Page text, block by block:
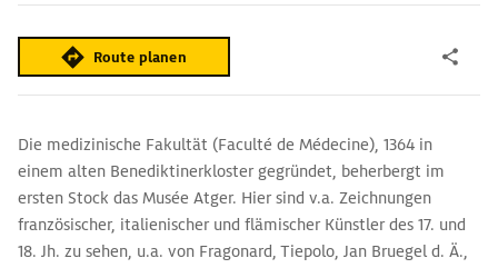
Route planen
Die medizinische Fakultät (Faculté de Médecine), 1364 in
einem alten Benediktinerkloster gegründet, beherbergt im
ersten Stock das Musée Atger. Hier sind v.a. Zeichnungen
französischer, italienischer und flämischer Künstler des 17. und
18. Jh. zu sehen, u.a. von Fragonard, Tiepolo, Jan Bruegel d. Ä.,